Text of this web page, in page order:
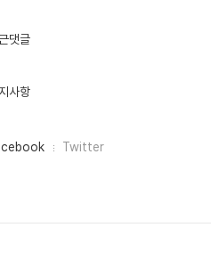
댓글
사항
Twitter